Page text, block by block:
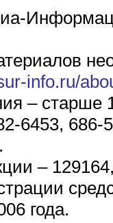
info.ru/
– старше
6453, 686-
.
–
года.